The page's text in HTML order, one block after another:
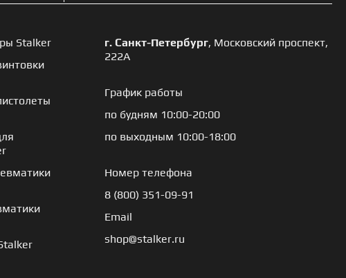
Stalker
г. Санкт-Петербург, Московский проспект,
222А
График работы
по будням 10:00-20:00
по выходным 10:00-18:00
Номер телефона
8 (800) 351-09-91
Email
shop@stalker.ru